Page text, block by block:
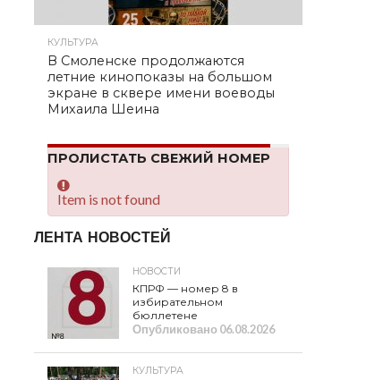
КУЛЬТУРА
В Смоленске продолжаются
летние кинопоказы на большом
экране в сквере имени воеводы
Михаила Шеина
ПРОЛИСТАТЬ СВЕЖИЙ НОМЕР
Item is not found
ЛЕНТА НОВОСТЕЙ
НОВОСТИ
КПРФ — номер 8 в
избирательном
бюллетене
Опубликовано06.08.2026
КУЛЬТУРА